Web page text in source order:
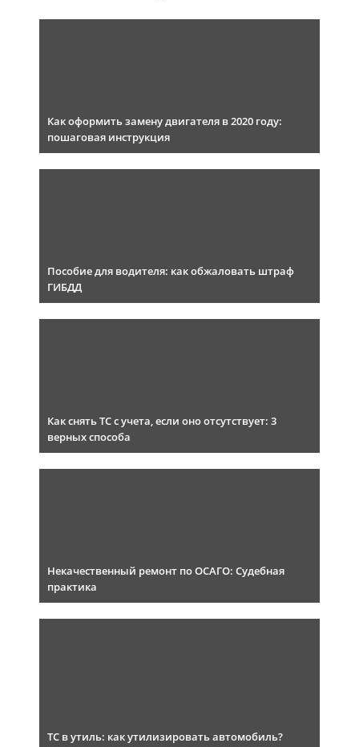
Как оформить замену двигателя в 2020 году:
пошаговая инструкция
Пособие для водителя: как обжаловать штраф
ГИБДД
Как снять ТС с учета, если оно отсутствует: 3
верных способа
Некачественный ремонт по ОСАГО: Судебная
практика
ТС в утиль: как утилизировать автомобиль?